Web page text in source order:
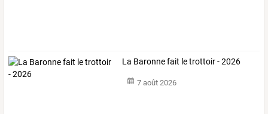
La Baronne fait le trottoir - 2026
7 août 2026